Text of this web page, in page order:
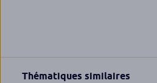
Thématiques similaires